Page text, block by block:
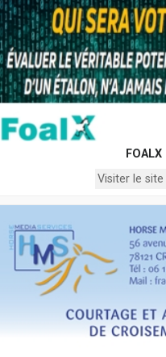
FOALX
Visiter le site